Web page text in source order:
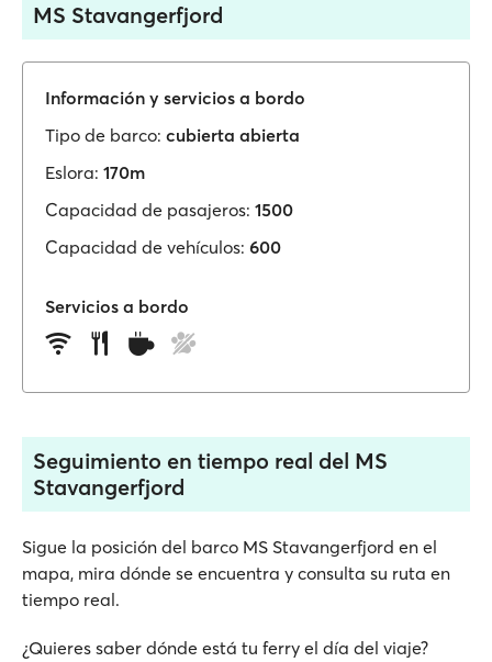
MS Stavangerfjord
Información y servicios a bordo
Tipo de barco: cubierta abierta
Eslora: 170m
Capacidad de pasajeros: 1500
Capacidad de vehículos: 600
Servicios a bordo
Seguimiento en tiempo real del MS
Stavangerfjord
Sigue la posición del barco MS Stavangerfjord en el
mapa, mira dónde se encuentra y consulta su ruta en
tiempo real.
¿Quieres saber dónde está tu ferry el día del viaje?